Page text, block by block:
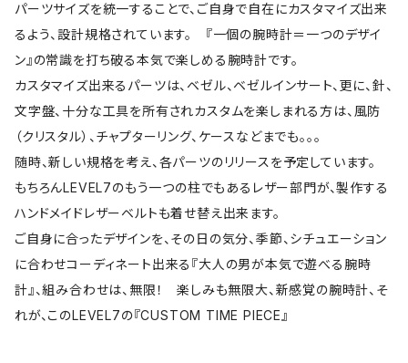
パーツサイズを統一することで、ご自身で自在にカスタマイズ出来
るよう、設計規格されています。 『一個の腕時計＝一つのデザイ
ン』の常識を打ち破る本気で楽しめる腕時計です。
カスタマイズ出来るパーツは、ベゼル、ベゼルインサート、更に、針、
文字盤、十分な工具を所有されカスタムを楽しまれる方は、風防
（クリスタル）、チャプターリング、ケースなどまでも。。。
随時、新しい規格を考え、各パーツのリリースを予定しています。
もちろんLEVEL7のもう一つの柱でもあるレザー部門が、製作する
ハンドメイドレザーベルトも着せ替え出来ます。
ご自身に合ったデザインを、その日の気分、季節、シチュエーション
に合わせコーディネート出来る『大人の男が本気で遊べる腕時
計』、組み合わせは、無限！ 楽しみも無限大、新感覚の腕時計、そ
れが、このLEVEL7の『CUSTOM TIME PIECE』